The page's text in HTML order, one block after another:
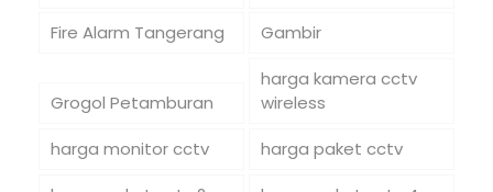
Fire Alarm Tangerang
Gambir
Grogol Petamburan
harga kamera cctv
wireless
harga monitor cctv
harga paket cctv